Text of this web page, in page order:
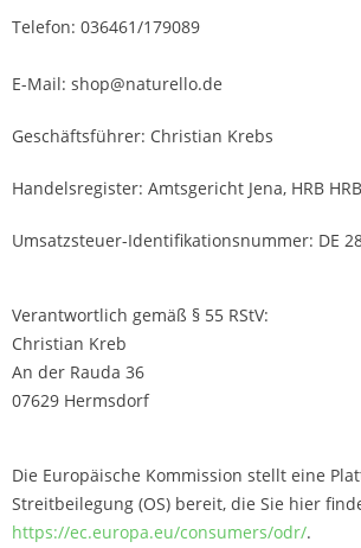
Telefon: 036461/179089
E-Mail: shop@naturello.de
Geschäftsführer: Christian Krebs
Handelsregister: Amtsgericht Jena, HRB
Umsatzsteuer-Identifikationsnummer: DE
Verantwortlich gemäß § 55 RStV:
Christian Kreb
An der Rauda 36
07629 Hermsdorf
Die Europäische Kommission stellt eine
Streitbeilegung (OS) bereit, die Sie hier
https://ec.europa.eu/consumers/odr/.